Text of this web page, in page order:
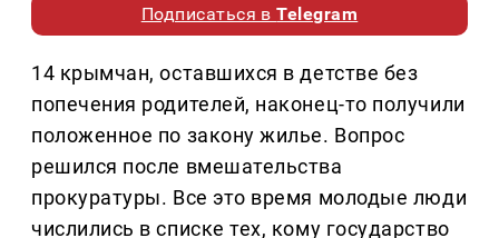
Подписаться вTelegram
14 крымчан, оставшихся в детстве без
попечения родителей, наконец-то получили
положенное по закону жилье. Вопрос
решился после вмешательства
прокуратуры. Все это время молодые люди
числились в списке тех, кому государство